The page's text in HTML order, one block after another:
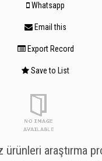
Whatsapp
Email this
Export Record
Save to List
ürünleri araştırma